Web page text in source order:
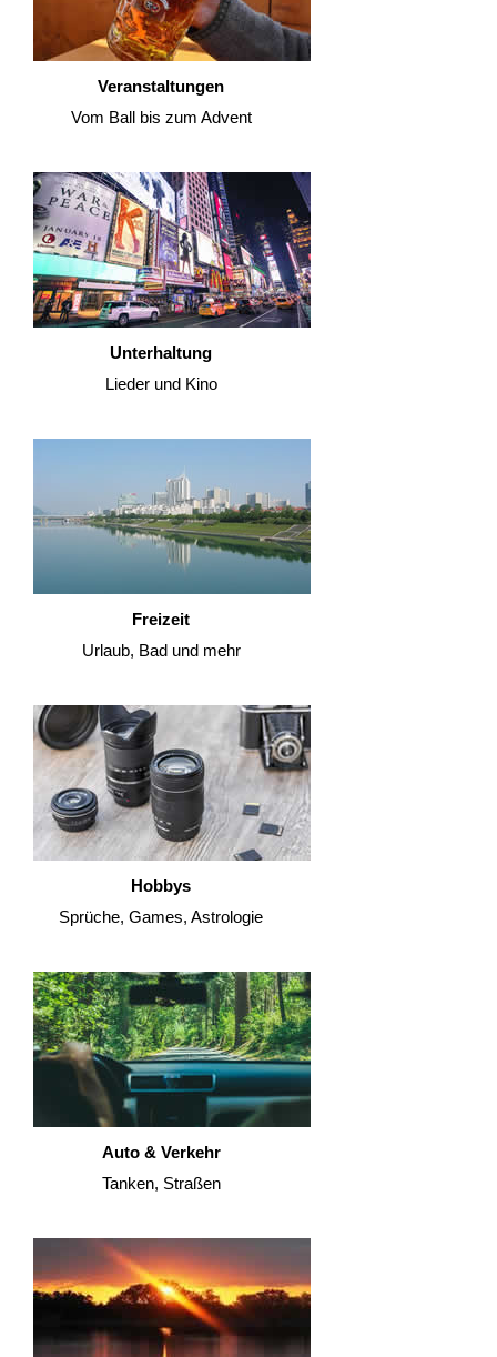
Veranstaltungen
Vom Ball bis zum Advent
Unterhaltung
Lieder und Kino
Freizeit
Urlaub, Bad und mehr
Hobbys
Sprüche, Games, Astrologie
Auto & Verkehr
Tanken, Straßen